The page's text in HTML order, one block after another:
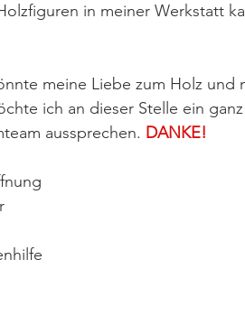
in meiner Werkstatt
meine Liebe zum Holz und
ich an dieser Stelle ein ganz
aussprechen. DANKE!